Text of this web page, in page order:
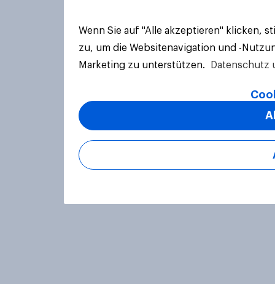
Wenn Sie auf "Alle akzeptieren" klicken,
zu, um die Websitenavigation und -
Marketing zu unterstützen.
Datenschutz